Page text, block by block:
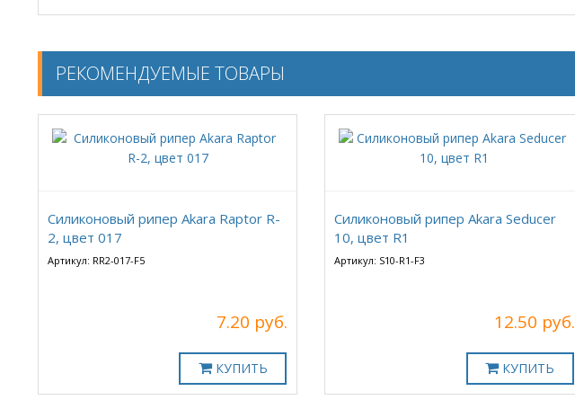
РЕКОМЕНДУЕМЫЕ ТОВАРЫ
Силиконовый рипер Akara Raptor R-
2, цвет 017
Артикул: RR2-017-F5
7.20 руб.
КУПИТЬ
Силиконовый рипер Akara Seducer
10, цвет R1
Артикул: S10-R1-F3
12.50 руб.
КУПИТЬ